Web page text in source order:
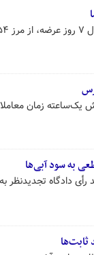
یک‌ساعته زمان
به سود آبی‌ها
رأی دادگاه تجدیدنظر